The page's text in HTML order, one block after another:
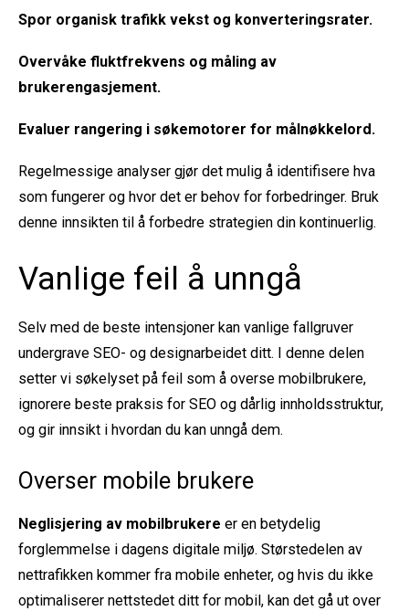
Spor organisk trafikk vekst og konverteringsrater.
Overvåke fluktfrekvens og måling av
brukerengasjement.
Evaluer rangering i søkemotorer for målnøkkelord.
Regelmessige analyser gjør det mulig å identifisere hva
som fungerer og hvor det er behov for forbedringer. Bruk
denne innsikten til å forbedre strategien din kontinuerlig.
Vanlige feil å unngå
Selv med de beste intensjoner kan vanlige fallgruver
undergrave SEO- og designarbeidet ditt. I denne delen
setter vi søkelyset på feil som å overse mobilbrukere,
ignorere beste praksis for SEO og dårlig innholdsstruktur,
og gir innsikt i hvordan du kan unngå dem.
Overser mobile brukere
Neglisjering av mobilbrukere er en betydelig
forglemmelse i dagens digitale miljø. Størstedelen av
nettrafikken kommer fra mobile enheter, og hvis du ikke
optimaliserer nettstedet ditt for mobil, kan det gå ut over